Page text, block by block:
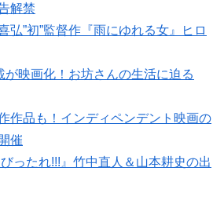
解禁
弘”初”監督作『雨にゆれる女』ヒロ
が映画化！お坊さんの生活に迫る
作品も！インディペンデント映画の
催
ったれ!!!』竹中直人＆山本耕史の出